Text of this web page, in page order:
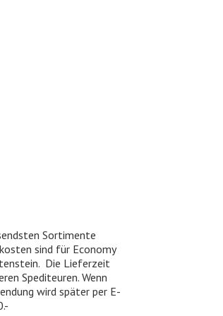
Sortimente
sind für Economy
Die Lieferzeit
Spediteuren. Wenn
wird später per E-